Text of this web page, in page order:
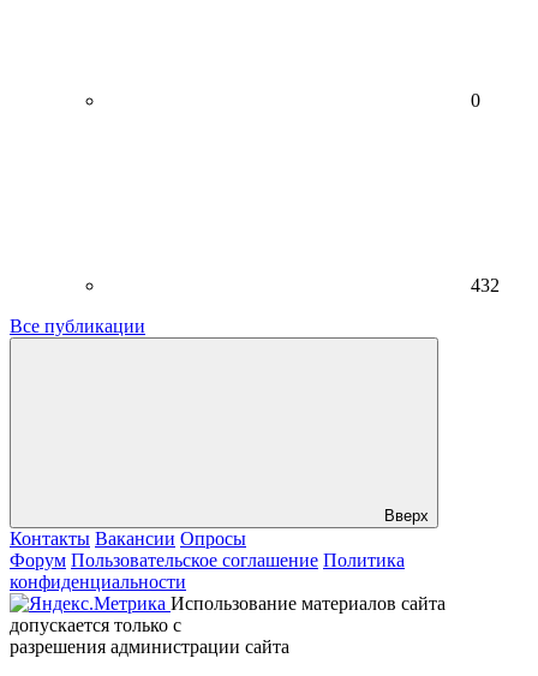
0
432
Все публикации
Вверх
Контакты Вакансии Опросы
Форум Пользовательское соглашение Политика
конфиденциальности
Использование материалов сайта
допускается только с
разрешения администрации сайта